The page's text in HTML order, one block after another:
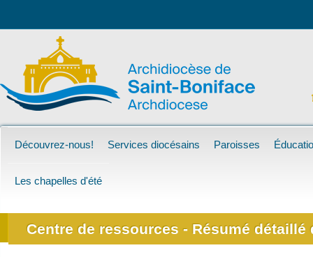
Découvrez-nous! Services diocésains Paroisses
Les chapelles d'été
Centre de ressources - Résumé détaillé